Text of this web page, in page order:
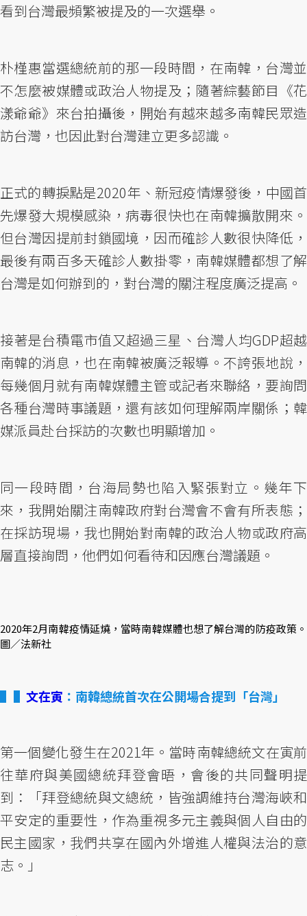
看到台灣最頻繁被提及的一次選舉。
朴槿惠當選總統前的那一段時間，在南韓，台灣並
不怎麼被媒體或政治人物提及；隨著綜藝節目《花
漾爺爺》來台拍攝後，開始有越來越多南韓民眾造
訪台灣，也因此對台灣建立更多認識。
正式的轉捩點是2020年、新冠疫情爆發後，中國首
先爆發大規模感染，病毒很快也在南韓擴散開來。
但台灣因提前封鎖國境，因而確診人數很快降低，
最後有兩百多天確診人數掛零，南韓媒體都想了解
台灣是如何辦到的，對台灣的關注程度廣泛提高。
接著是台積電市值又超過三星、台灣人均GDP超越
南韓的消息，也在南韓被廣泛報導。不誇張地說，
每幾個月就有南韓媒體主管或記者來聯絡，要詢問
各種台灣時事議題，還有該如何理解兩岸關係；韓
媒派員赴台採訪的次數也明顯增加。
同一段時間，台海局勢也陷入緊張對立。幾年下
來，我開始關注南韓政府對台灣會不會有所表態；
在採訪現場，我也開始對南韓的政治人物或政府高
層直接詢問，他們如何看待和因應台灣議題。
2020年2月南韓疫情延燒，當時南韓媒體也想了解台灣的防疫政策。
圖／法新社
▌ 文在寅 ：南韓總統首次在公開場合提到「台灣」
第一個變化發生在2021年。當時南韓總統文在寅前
往華府與美國總統拜登會晤，會後的共同聲明提
到：「拜登總統與文總統，皆強調維持台灣海峽和
平安定的重要性，作為重視多元主義與個人自由的
民主國家，我們共享在國內外增進人權與法治的意
志。」